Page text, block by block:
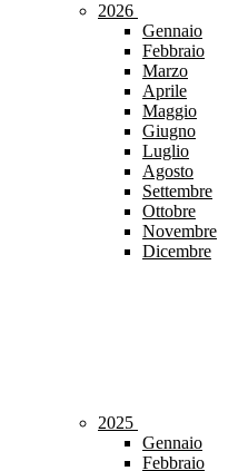
2026
Gennaio
Febbraio
Marzo
Aprile
Maggio
Giugno
Luglio
Agosto
Settembre
Ottobre
Novembre
Dicembre
2025
Gennaio
Febbraio